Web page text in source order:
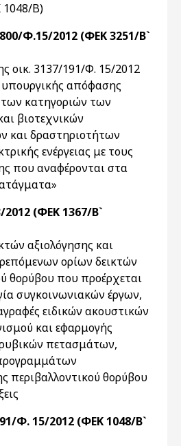
Β)
Φ.15/2012 (ΦΕΚ 3251/Β`
οικ. 3137/191/Φ. 15/2012
απόφασης
κατηγοριών των
βιοτεχνικών
και δραστηριοτήτων
ενέργειας με τους
που αναφέρονται στα
2012 (ΦΕΚ 1367/Β`
αξιολόγησης και
ορίων δεικτών
θορύβου που προέρχεται
συγκοινωνιακών έργων,
ειδικών ακουστικών
και εφαρμογής
πετασμάτων,
περιβαλλοντικού θορύβου
Φ. 15/2012 (ΦΕΚ 1048/Β`